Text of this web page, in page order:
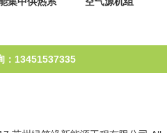
：13451537335